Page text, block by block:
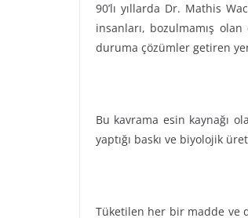
90’lı yıllarda Dr. Mathis
insanları, bozulmamış
duruma çözümler getiren
Bu kavrama esin kaynağı
yaptığı baskı ve biyolojik
Tüketilen her bir madde ve